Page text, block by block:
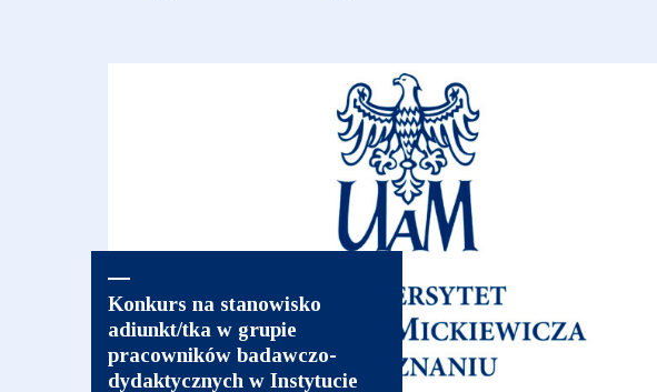
Konkurs na stanowisko
adiunkt/tka w grupie
pracowników badawczo-
dydaktycznych w Instytucie